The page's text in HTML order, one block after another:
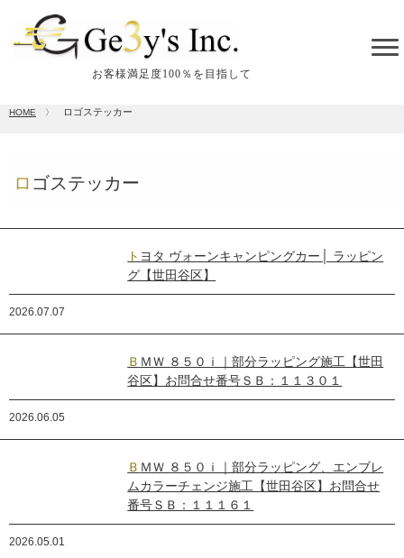
お客様満足度100％を目指して
HOME 〉 ロゴステッカー
ロゴステッカー
トヨタ ヴォーンキャンピングカー│ ラッピン
グ【世田谷区】
2026.07.07
ＢＭＷ ８５０ｉ｜部分ラッピング施工【世田
谷区】お問合せ番号ＳＢ：１１３０１
2026.06.05
ＢＭＷ ８５０ｉ｜部分ラッピング、エンブレ
ムカラーチェンジ施工【世田谷区】お問合せ
番号ＳＢ：１１１６１
2026.05.01